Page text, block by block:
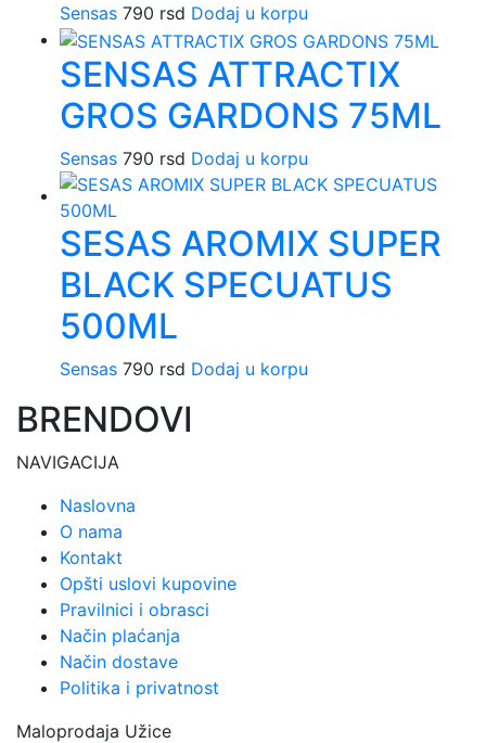
Sensas 790 rsd Dodaj u korpu
SENSAS ATTRACTIX
GROS GARDONS 75ML
Sensas 790 rsd Dodaj u korpu
SESAS AROMIX SUPER
BLACK SPECUATUS
500ML
Sensas 790 rsd Dodaj u korpu
BRENDOVI
NAVIGACIJA
Naslovna
O nama
Kontakt
Opšti uslovi kupovine
Pravilnici i obrasci
Način plaćanja
Način dostave
Politika i privatnost
Maloprodaja Užice